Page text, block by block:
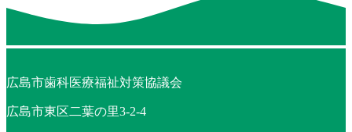
広島市歯科医療福祉対策協議会
広島市東区二葉の里3-2-4